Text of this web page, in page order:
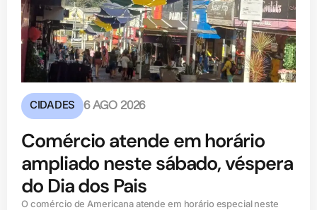
CIDADES 6 AGO 2026
Comércio atende em horário
ampliado neste sábado, véspera
do Dia dos Pais
O comércio de Americana atende em horário especial neste